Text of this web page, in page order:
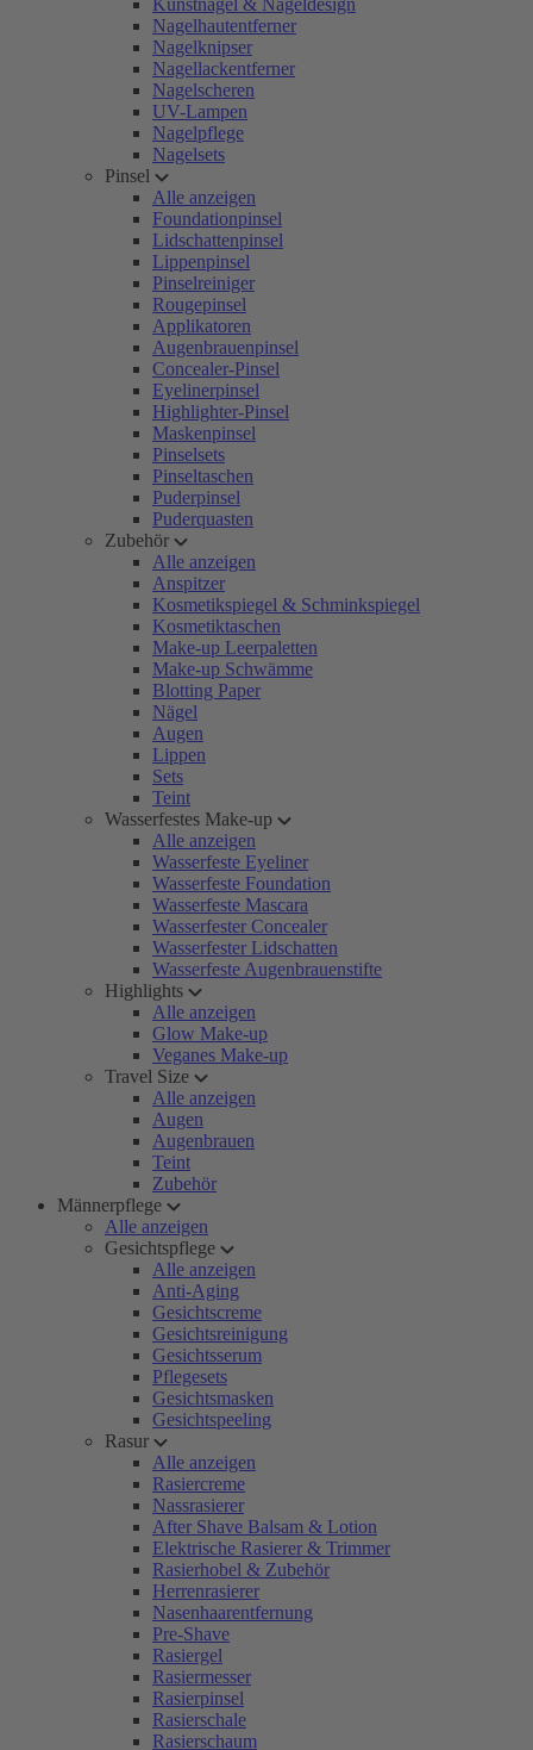
Kunstnägel & Nageldesign
Nagelhautentferner
Nagelknipser
Nagellackentferner
Nagelscheren
UV-Lampen
Nagelpflege
Nagelsets
Pinsel
Alle anzeigen
Foundationpinsel
Lidschattenpinsel
Lippenpinsel
Pinselreiniger
Rougepinsel
Applikatoren
Augenbrauenpinsel
Concealer-Pinsel
Eyelinerpinsel
Highlighter-Pinsel
Maskenpinsel
Pinselsets
Pinseltaschen
Puderpinsel
Puderquasten
Zubehör
Alle anzeigen
Anspitzer
Kosmetikspiegel & Schminkspiegel
Kosmetiktaschen
Make-up Leerpaletten
Make-up Schwämme
Blotting Paper
Nägel
Augen
Lippen
Sets
Teint
Wasserfestes Make-up
Alle anzeigen
Wasserfeste Eyeliner
Wasserfeste Foundation
Wasserfeste Mascara
Wasserfester Concealer
Wasserfester Lidschatten
Wasserfeste Augenbrauenstifte
Highlights
Alle anzeigen
Glow Make-up
Veganes Make-up
Travel Size
Alle anzeigen
Augen
Augenbrauen
Teint
Zubehör
Männerpflege
Alle anzeigen
Gesichtspflege
Alle anzeigen
Anti-Aging
Gesichtscreme
Gesichtsreinigung
Gesichtsserum
Pflegesets
Gesichtsmasken
Gesichtspeeling
Rasur
Alle anzeigen
Rasiercreme
Nassrasierer
After Shave Balsam & Lotion
Elektrische Rasierer & Trimmer
Rasierhobel & Zubehör
Herrenrasierer
Nasenhaarentfernung
Pre-Shave
Rasiergel
Rasiermesser
Rasierpinsel
Rasierschale
Rasierschaum